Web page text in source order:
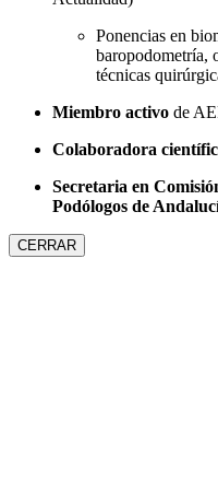
Ponencias en
baropodometría,
técnicas
Miembro activo de
Colaboradora
Secretaria en
Podólogos de
CERRAR